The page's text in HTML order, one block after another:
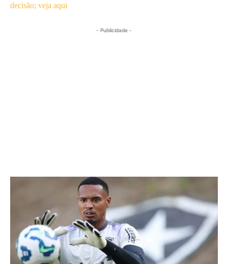
decisão; veja aqui
- Publicidade -